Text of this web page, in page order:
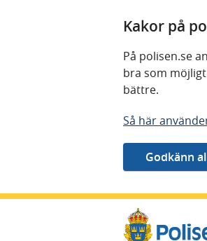
Kakor på
På polisen.se
bra som
bättre.
Så här